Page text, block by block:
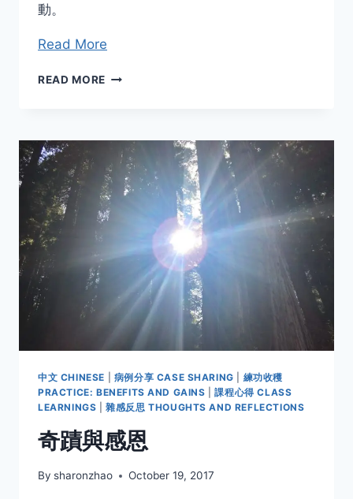
動。
Read More
READ MORE
的
句
話
中文 CHINESE 病例分享 CASE SHARING
練功收穫
PRACTICE: BENEFITS AND GAINS |課程心得 CLASS
LEARNINGS |雜感反思 THOUGHTS AND REFLECTIONS
奇蹟與感恩
By sharonzhao October 19, 2017